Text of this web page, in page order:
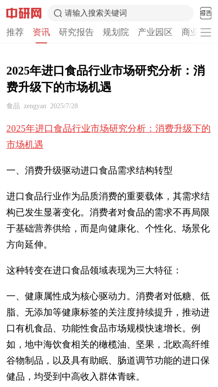
请输入搜索关键词
推荐 资讯 研究报告 规划院 产业园区 商业计
2025年进口食品行业市场研究分析：消
费升级下的市场机遇
食品 zengyan 2025/7/28
2025年进口食品行业市场研究分析：消费升级下的
市场机遇
一、消费升级驱动进口食品需求结构转型
进口食品行业作为品质消费的重要载体，其需求结
构已发生显著变化。消费者对食品的需求不再局限
于基础营养供给，而是向健康化、个性化、场景化
方向延伸。
这种转变在进口食品领域表现为三大特征：
一、健康属性成为核心驱动力。消费者对低糖、低
脂、无添加等健康标签的关注度持续提升，推动进
口有机食品、功能性食品市场规模快速增长。例
如，地中海饮食相关的橄榄油、坚果，北欧高纤维
谷物制品，以及具有助眠、肠道调节功能的进口保
健品，均受到中高收入群体青睐。